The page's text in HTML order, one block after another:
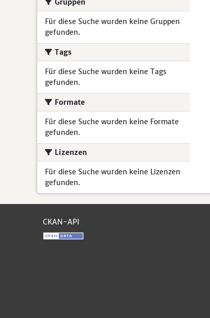
Gruppen
Für diese Suche wurden keine Gruppen
gefunden.
Tags
Für diese Suche wurden keine Tags
gefunden.
Formate
Für diese Suche wurden keine Formate
gefunden.
Lizenzen
Für diese Suche wurden keine Lizenzen
gefunden.
CKAN-API